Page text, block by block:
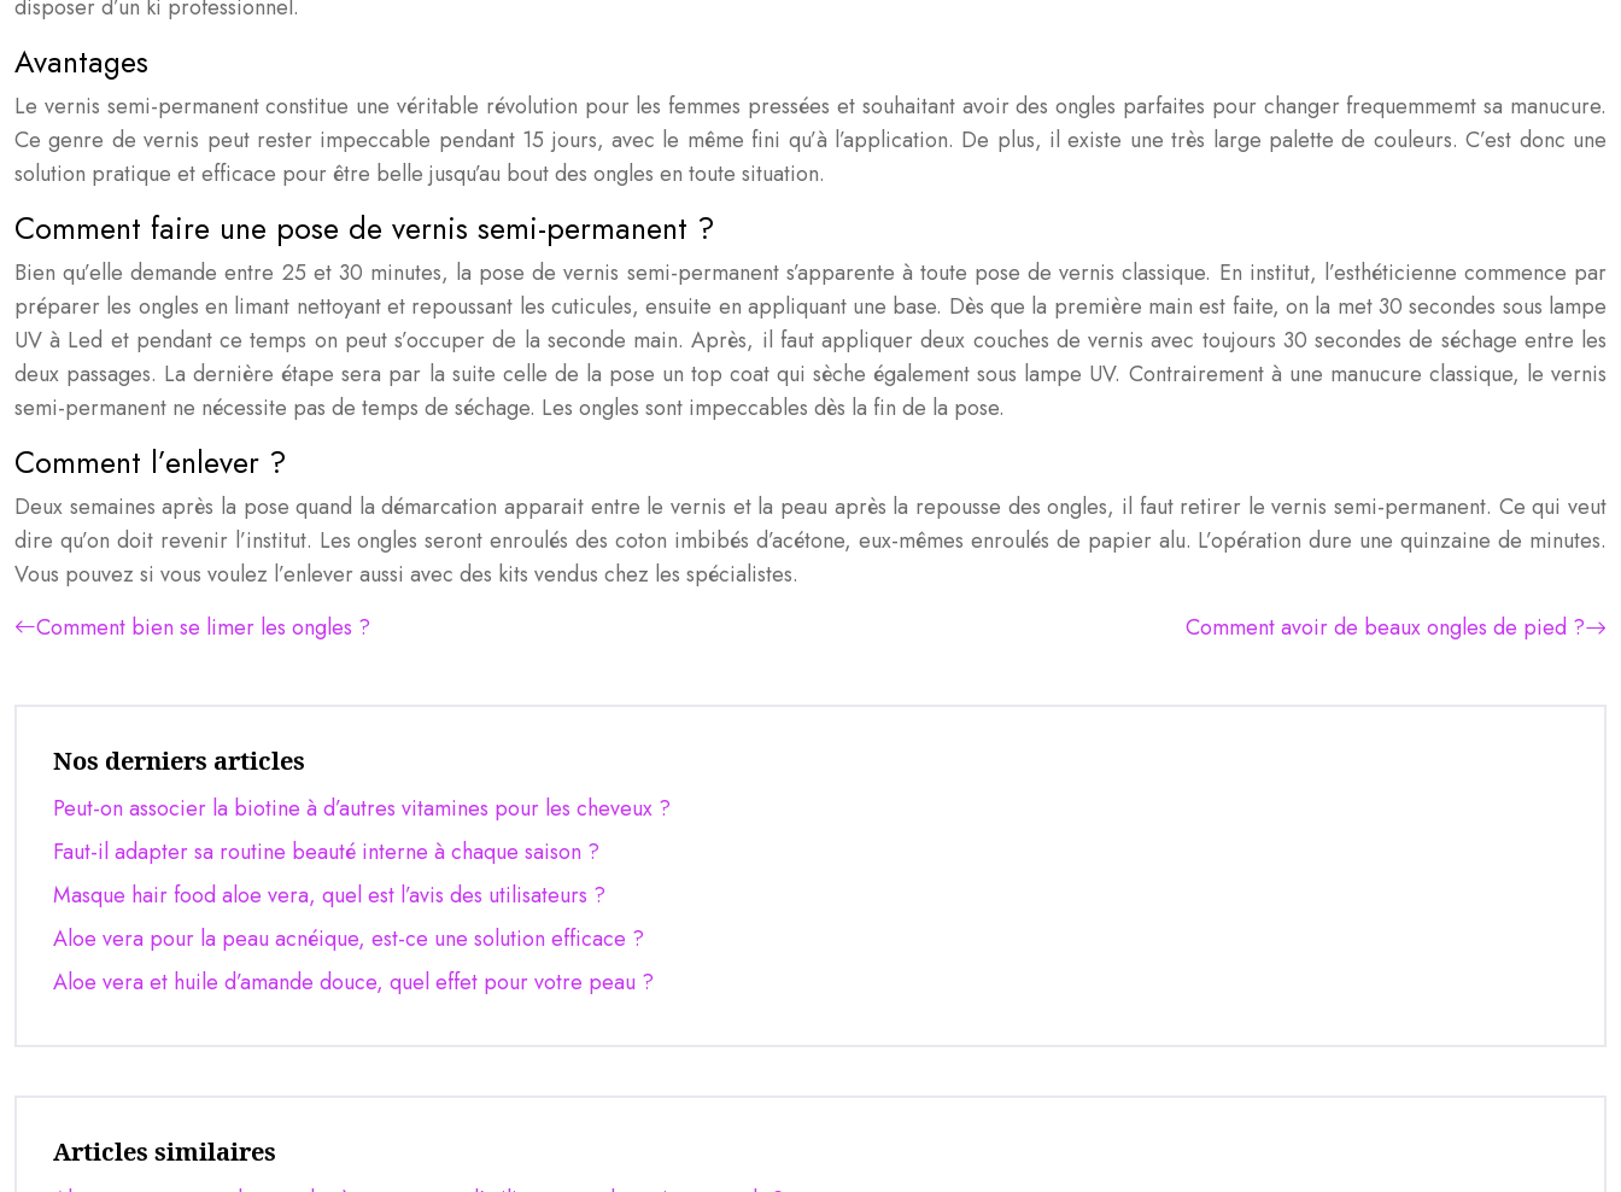
disposer d’un ki professionnel.
Avantages
Le vernis semi-permanent constitue une véritable révolution pour les femmes pressées et souhaitant avoir des ongles parfaites pour changer frequemmemt sa manucure.
Ce genre de vernis peut rester impeccable pendant 15 jours, avec le même fini qu’à l’application. De plus, il existe une très large palette de couleurs. C’est donc une
solution pratique et efficace pour être belle jusqu’au bout des ongles en toute situation.
Comment faire une pose de vernis semi-permanent ?
Bien qu’elle demande entre 25 et 30 minutes, la pose de vernis semi-permanent s’apparente à toute pose de vernis classique. En institut, l’esthéticienne commence par
préparer les ongles en limant nettoyant et repoussant les cuticules, ensuite en appliquant une base. Dès que la première main est faite, on la met 30 secondes sous lampe
UV à Led et pendant ce temps on peut s’occuper de la seconde main. Après, il faut appliquer deux couches de vernis avec toujours 30 secondes de séchage entre les
deux passages. La dernière étape sera par la suite celle de la pose un top coat qui sèche également sous lampe UV. Contrairement à une manucure classique, le vernis
semi-permanent ne nécessite pas de temps de séchage. Les ongles sont impeccables dès la fin de la pose.
Comment l’enlever ?
Deux semaines après la pose quand la démarcation apparait entre le vernis et la peau après la repousse des ongles, il faut retirer le vernis semi-permanent. Ce qui veut
dire qu’on doit revenir l’institut. Les ongles seront enroulés des coton imbibés d’acétone, eux-mêmes enroulés de papier alu. L’opération dure une quinzaine de minutes.
Vous pouvez si vous voulez l’enlever aussi avec des kits vendus chez les spécialistes.
Comment bien se limer les ongles ?
Comment avoir de beaux ongles de pied ?
Nos derniers articles
Peut-on associer la biotine à d’autres vitamines pour les cheveux ?
Faut-il adapter sa routine beauté interne à chaque saison ?
Masque hair food aloe vera, quel est l’avis des utilisateurs ?
Aloe vera pour la peau acnéique, est-ce une solution efficace ?
Aloe vera et huile d’amande douce, quel effet pour votre peau ?
Articles similaires